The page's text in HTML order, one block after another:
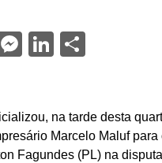
TwitterMessenger
LinkedIn
na tarde desta
Marcelo Maluf para
Fagundes (PL) na